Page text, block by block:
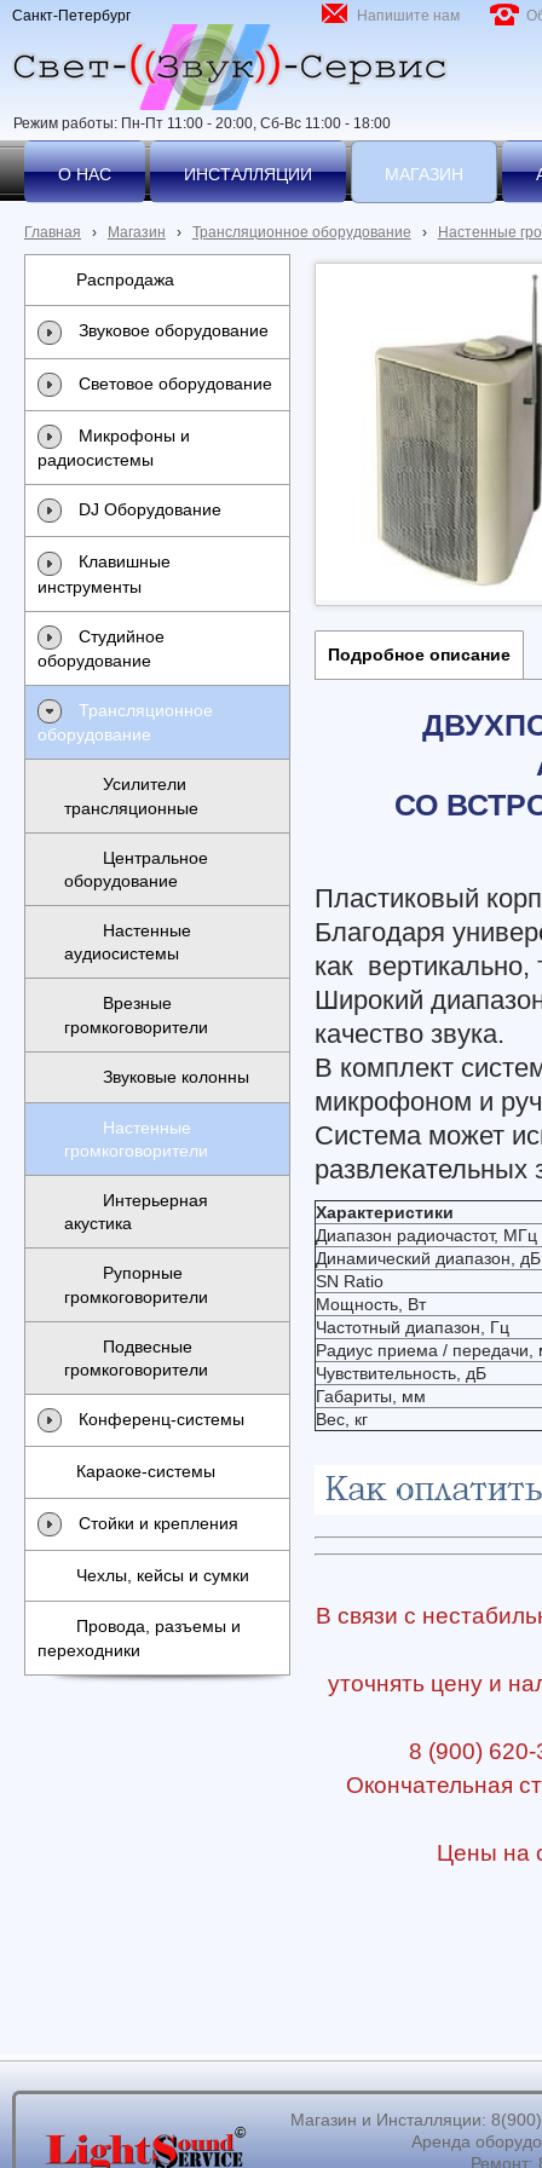
Режим работы: Пн-Пт 11:00 - 20:00, Сб-Вс 11:00 - 18:00
Напишите нам
Санкт-Петербург
О НАС ИНСТАЛЛЯЦИИ МАГАЗИН
Главная › Магазин › Трансляционное оборудование › Настенные
Распродажа
Звуковое оборудование
Световое оборудование
Микрофоны и
радиосистемы
DJ Оборудование
Клавишные
инструменты
Студийное
оборудование
Трансляционное
оборудование
Усилители
трансляционные
Центральное
оборудование
Настенные
аудиосистемы
Врезные
громкоговорители
Звуковые колонны
Настенные
громкоговорители
Интерьерная
акустика
Рупорные
громкоговорители
Подвесные
громкоговорители
Конференц-системы
Караоке-системы
Стойки и крепления
Чехлы, кейсы и сумки
Провода, разъемы и
переходники
Подробное описание
СО
Пластиковый
Благодаря
как вертикально,
Широкий
качество звука.
В комплект
микрофоном и
Система может
развлекательных
Характеристики
Диапазон радиочастот, МГц
Динамический диапазон, дБ
SN Ratio
Мощность, Вт
Частотный диапазон, Гц
Радиус приема / передачи,
Чувствительность, дБ
Габариты, мм
Вес, кг
В связи с
уточнять цену и
8 (900)
Окончательная
Цены на
Магазин и Инсталляции:
Аренда
Ремонт: